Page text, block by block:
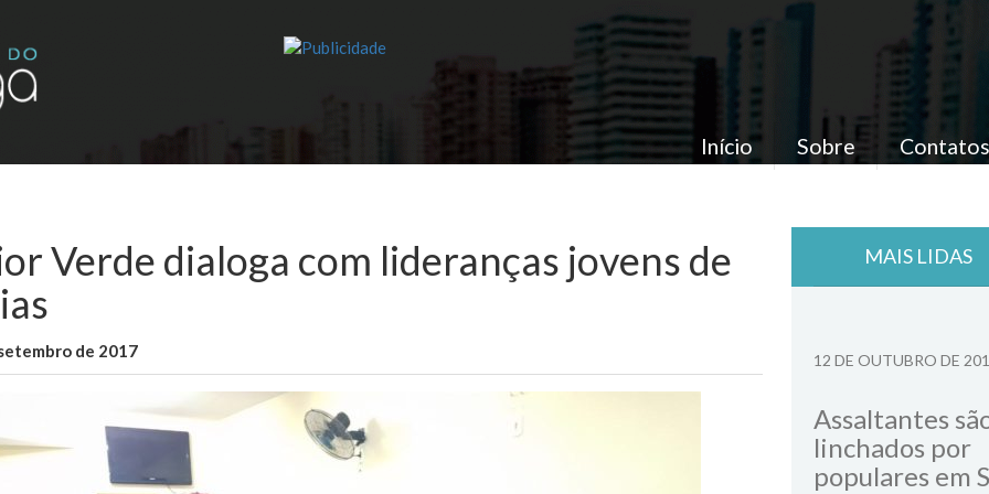
Início Sobre Contatos
Verde dialoga com lideranças jovens de
de 2017
MAIS LIDAS
12 DE OUTUBRO DE
Assaltantes
linchados por
populares em